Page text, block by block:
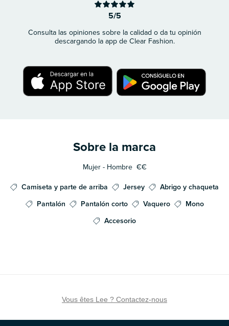
5/5
Consulta las opiniones sobre la calidad o da tu opinión
descargando la app de Clear Fashion.
Sobre la marca
Mujer - Hombre €€
Camiseta y parte de arriba Jersey
Abrigo y chaqueta
Pantalón
Pantalón corto Vaquero
Mono
Accesorio
Vous êtes Lee ? Contactez-nous